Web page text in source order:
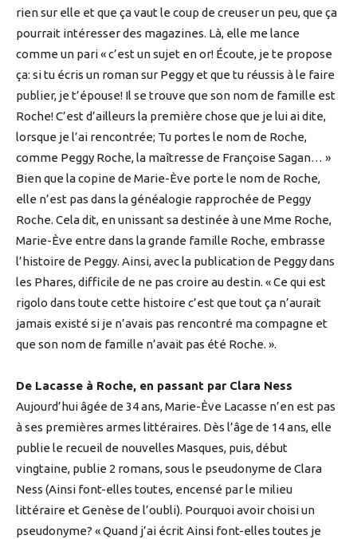
rien sur elle et que ça vaut le coup de creuser un peu, que ça
pourrait intéresser des magazines. Là, elle me lance
comme un pari « c’est un sujet en or! Écoute, je te propose
ça: si tu écris un roman sur Peggy et que tu réussis à le faire
publier, je t’épouse! Il se trouve que son nom de famille est
Roche! C’est d’ailleurs la première chose que je lui ai dite,
lorsque je l’ai rencontrée; Tu portes le nom de Roche,
comme Peggy Roche, la maîtresse de Françoise Sagan… »
Bien que la copine de Marie-Ève porte le nom de Roche,
elle n’est pas dans la généalogie rapprochée de Peggy
Roche. Cela dit, en unissant sa destinée à une Mme Roche,
Marie-Ève entre dans la grande famille Roche, embrasse
l’histoire de Peggy. Ainsi, avec la publication de Peggy dans
les Phares, difficile de ne pas croire au destin. « Ce qui est
rigolo dans toute cette histoire c’est que tout ça n’aurait
jamais existé si je n’avais pas rencontré ma compagne et
que son nom de famille n’avait pas été Roche. ».
De Lacasse à Roche, en passant par Clara Ness
Aujourd’hui âgée de 34 ans, Marie-Ève Lacasse n’en est pas
à ses premières armes littéraires. Dès l’âge de 14 ans, elle
publie le recueil de nouvelles Masques, puis, début
vingtaine, publie 2 romans, sous le pseudonyme de Clara
Ness (Ainsi font-elles toutes, encensé par le milieu
littéraire et Genèse de l’oubli). Pourquoi avoir choisi un
pseudonyme? « Quand j’ai écrit Ainsi font-elles toutes je